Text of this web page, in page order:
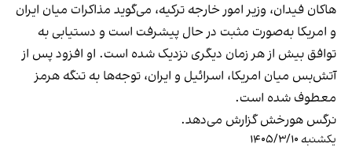
هاکان فیدان، وزیر امور خارجه ترکیه، می‌گوید مذاکرات میان ایران
و امریکا به‌صورت مثبت در حال پیشرفت است و دستیابی به
توافق بیش از هر زمان دیگری نزدیک شده است. او افزود پس از
آتش‌بس میان امریکا، اسرائیل و ایران، توجه‌ها به تنگه هرمز
معطوف شده است.
نرگس هورخش گزارش می‌دهد.
یکشنبه ۱۴۰۵/۳/۱۰